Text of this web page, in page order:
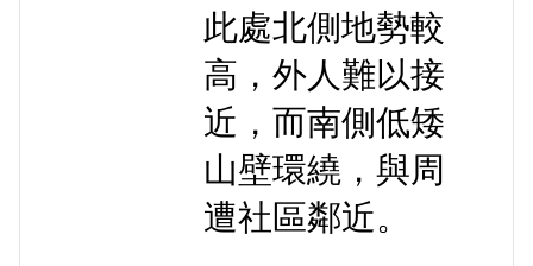
此處北側地勢較
高，外人難以接
近，而南側低矮
山壁環繞，與周
遭社區鄰近。